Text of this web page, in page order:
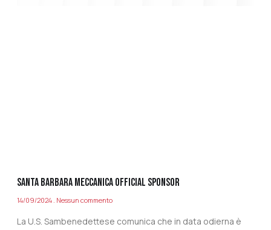
SANTA BARBARA MECCANICA OFFICIAL SPONSOR
14/09/2024 Nessun commento
La U.S. Sambenedettese comunica che in data odierna è